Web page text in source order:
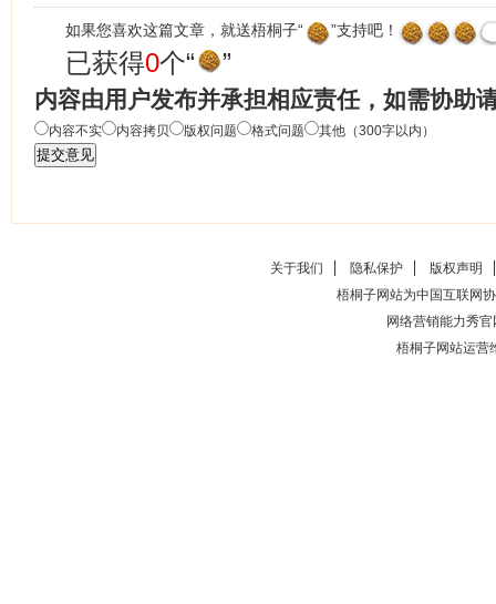
如果您喜欢这篇文章，就送梧桐子“ ”支持吧！
已获得0个“ ”
内容由用户发布并承担相应责任，如需协助
内容不实 内容拷贝 版权问题 格式问题 其他（300字以内）
关于我们 隐私保护
版权声明
梧桐子网站为中国互联网
网络营销能力秀官
梧桐子网站运营